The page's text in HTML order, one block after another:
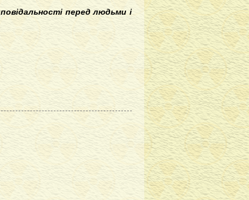
перед людьми і